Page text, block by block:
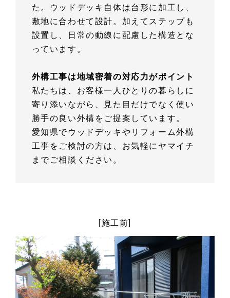
た。ウッドデッキ自体は台形に加工し、
敷地に合わせて設計。加えてステップも
設置し、日常の動線に配慮した構造とな
っています。
外構工事は地域密着の対応力がポイント
私たちは、お客様一人ひとりの暮らしに
寄り添いながら、見た目だけでなく使い
勝手の良い外構をご提案しています。
愛知県でウッドデッキやリフォーム外構
工事をご検討の方は、お気軽にヤマイチ
までご相談ください。
[施工前]